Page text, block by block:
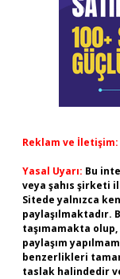
Reklam ve İletişim:
Yasal Uyarı: Bu
veya şahıs şirketi
Sitede yalnızca
taşımamakta
paylaşım
benzerlikleri
taslak halindedir